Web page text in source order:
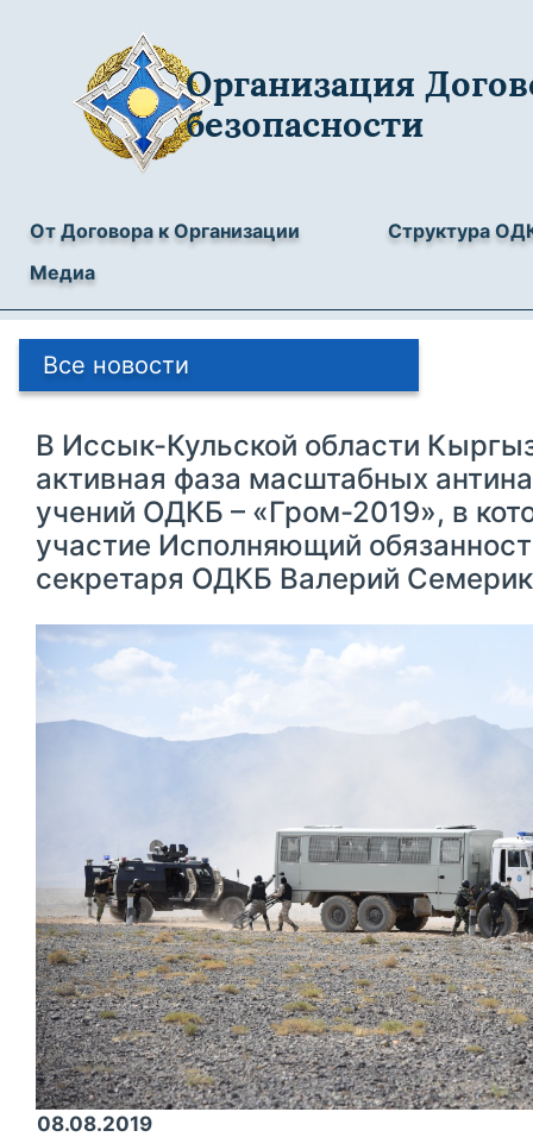
Организация
безопасности
От Договора к Организации
Структура
Медиа
Все новости
В Иссык-Кульской области
активная фаза масштабных
учений ОДКБ – «Гром-2019», в
участие Исполняющий
секретаря ОДКБ Валерий
08.08.2019